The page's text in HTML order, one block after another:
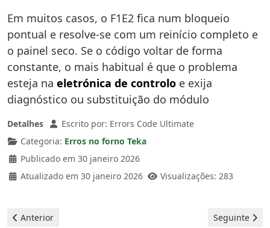
Em muitos casos, o F1E2 fica num bloqueio
pontual e resolve-se com um reinício completo e
o painel seco. Se o código voltar de forma
constante, o mais habitual é que o problema
esteja na eletrónica de controlo e exija
diagnóstico ou substituição do módulo
Detalhes Escrito por: Errors Code Ultimate
Categoria: Erros no forno Teka
Publicado em 30 janeiro 2026
Atualizado em 30 janeiro 2026
Visualizações: 283
Artigo anterior: Teka Forno - Erro F8E0
Anterior Artigo
Seguinte